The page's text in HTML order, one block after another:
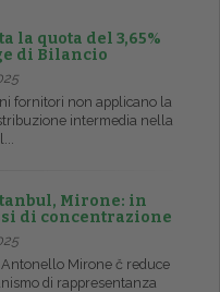
la quota del 3,65%
di Bilancio
fornitori non applicano la
intermedia nella
Mirone: in
di concentrazione
Mirone č reduce
di rappresentanza